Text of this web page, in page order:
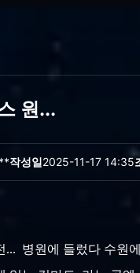
원...
작성일2025-11-17 14:35
... 병원에 들렀다 수원